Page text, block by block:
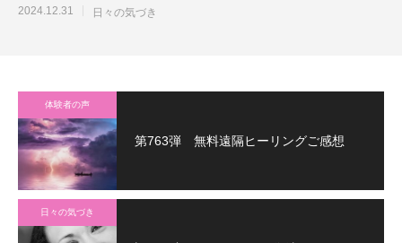
ました。本
2024.12.31 日々の気づき
体験者の声
第763弾 無料遠隔ヒーリングご感想
日々の気づき